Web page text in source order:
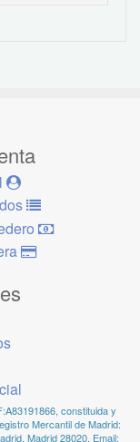
constituida y
Mercantil de Madrid:
Madrid 28020, Email: